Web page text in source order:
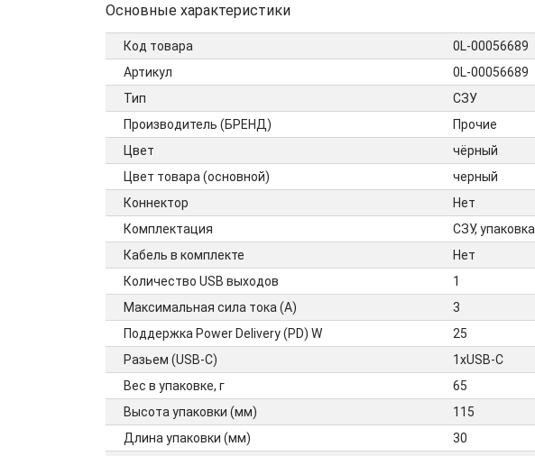
Основные характеристики
Код товара
0L-00056689
Артикул
0L-00056689
Тип
СЗУ
Производитель (БРЕНД)
Прочие
Цвет
чёрный
Цвет товара (основной)
черный
Коннектор
Нет
Комплектация
СЗУ, упаковка
Кабель в комплекте
Нет
Количество USB выходов
1
Максимальная сила тока (А)
3
Поддержка Power Delivery (PD) W
25
Разьем (USB-C)
1xUSB-C
Вес в упаковке, г
65
Высота упаковки (мм)
115
Длина упаковки (мм)
30